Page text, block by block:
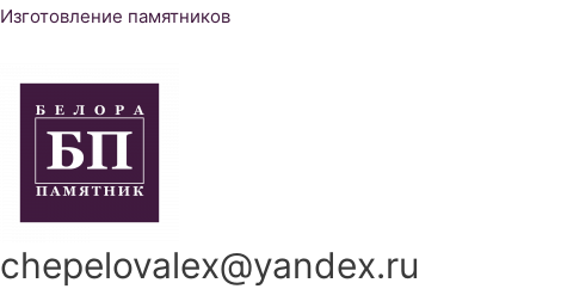
Перейти
содержимому
Изготовление памятников
chepelovalex@yandex.ru